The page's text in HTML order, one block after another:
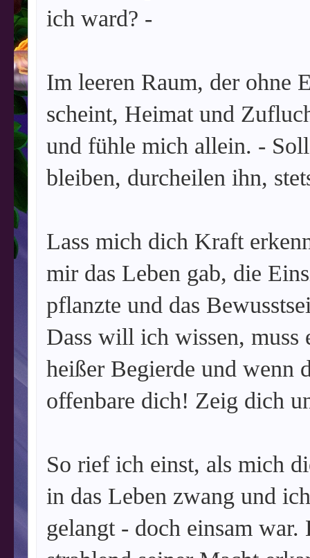
ich ward? -
Im leeren Raum, der ohne
scheint, Heimat und
und fühle mich allein. -
bleiben, durcheilen ihn,
Lass mich dich Kraft
mir das Leben gab, die
pflanzte und das
Dass will ich wissen, muss
heißer Begierde und wenn
offenbare dich! Zeig dich
So rief ich einst, als mich
in das Leben zwang und
gelangt - doch einsam